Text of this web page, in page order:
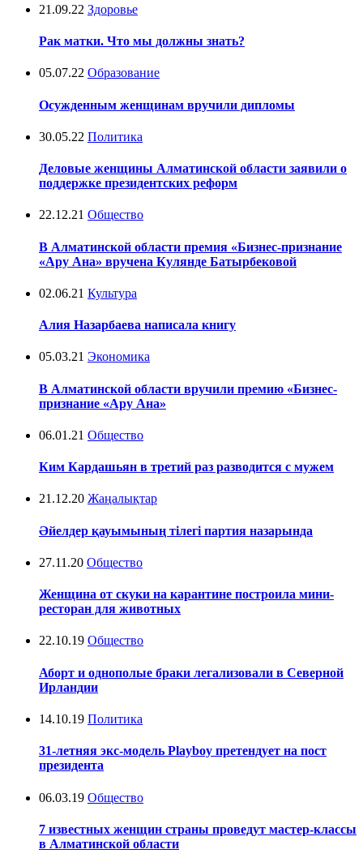
21.09.22 Здоровье
Рак матки. Что мы должны знать?
05.07.22 Образование
Осужденным женщинам вручили дипломы
30.05.22 Политика
Деловые женщины Алматинской области заявили о
поддержке президентских реформ
22.12.21 Общество
В Алматинской области премия «Бизнес-признание
«Ару Ана» вручена Кулянде Батырбековой
02.06.21 Культура
Алия Назарбаева написала книгу
05.03.21 Экономика
В Алматинской области вручили премию «Бизнес-
признание «Ару Ана»
06.01.21 Общество
Ким Кардашьян в третий раз разводится с мужем
21.12.20 Жаңалықтар
Әйелдер қауымының тілегі партия назарында
27.11.20 Общество
Женщина от скуки на карантине построила мини-
ресторан для животных
22.10.19 Общество
Аборт и однополые браки легализовали в Северной
Ирландии
14.10.19 Политика
31-летняя экс-модель Playboy претендует на пост
президента
06.03.19 Общество
7 известных женщин страны проведут мастер-классы
в Алматинской области